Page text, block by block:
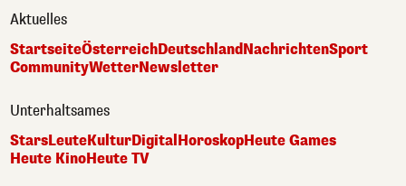
Aktuelles
StartseiteÖsterreichDeutschlandNachrichtenSport
CommunityWetterNewsletter
Unterhaltsames
StarsLeuteKulturDigital HoroskopHeute Games
Heute KinoHeute TV